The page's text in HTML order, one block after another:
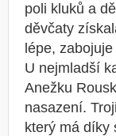
poli kluků a
děvčaty
lépe,
U nejmladší
Anežku
nasazení.
který má díky